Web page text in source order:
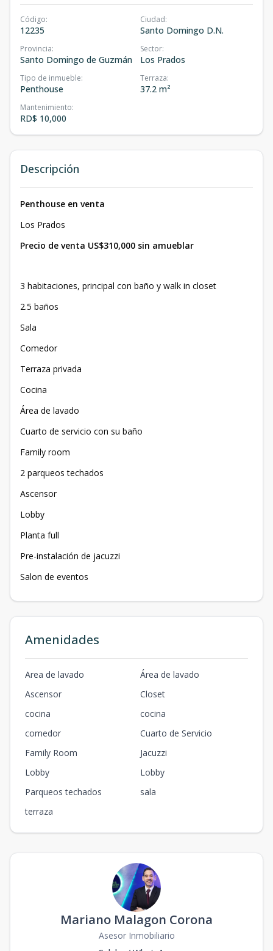
Código:
12235
Ciudad:
Santo Domingo D.N.
Provincia:
Santo Domingo de Guzmán
Sector:
Los Prados
Tipo de inmueble:
Penthouse
Terraza:
37.2 m²
Mantenimiento:
RD$ 10,000
Descripción
Penthouse en venta
Los Prados
Precio de venta US$310,000 sin amueblar
3 habitaciones, principal con baño y walk in closet
2.5 baños
Sala
Comedor
Terraza privada
Cocina
Área de lavado
Cuarto de servicio con su baño
Family room
2 parqueos techados
Ascensor
Lobby
Planta full
Pre-instalación de jacuzzi
Salon de eventos
Amenidades
Area de lavado
Área de lavado
Ascensor
Closet
cocina
cocina
comedor
Cuarto de Servicio
Family Room
Jacuzzi
Lobby
Lobby
Parqueos techados
sala
terraza
Mariano Malagon Corona
Asesor Inmobiliario